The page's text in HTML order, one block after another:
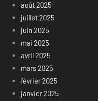
août 2025
juillet 2025
juin 2025
mai 2025
avril 2025
mars 2025
février 2025
janvier 2025